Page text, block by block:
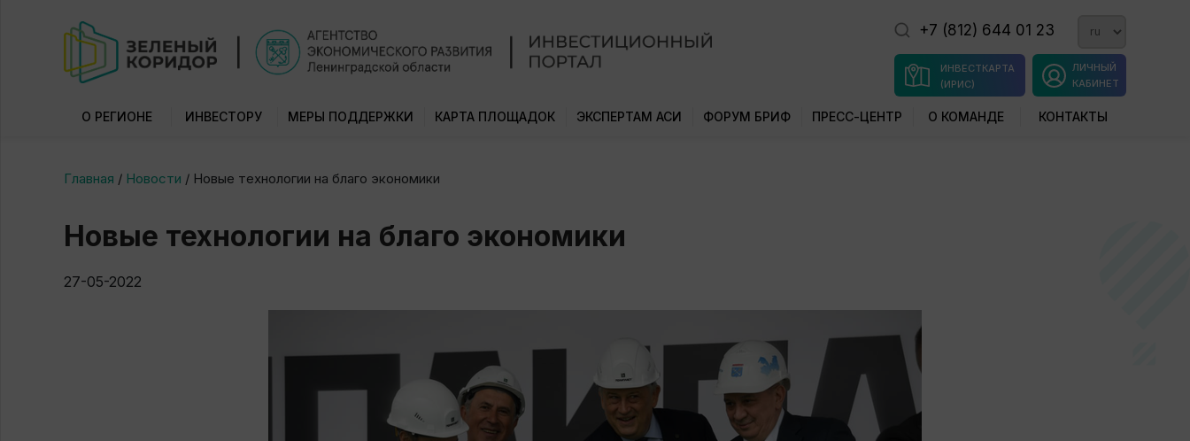
+7 (812) 644 01 23
ЛИЧНЫЙ
КАБИНЕТ
ИНВЕСТКАРТА
(ИРИС)
О РЕГИОНЕ ИНВЕСТОРУ МЕРЫ ПОДДЕРЖКИ КАРТА ПЛОЩАДОК ЭКСПЕРТАМ АСИ ФОРУМ БРИФ ПРЕСС-ЦЕНТР О КОМАНДЕ КОНТАКТЫ
Главная / Новости / Новые технологии на благо экономики
Новые технологии на благо экономики
27-05-2022